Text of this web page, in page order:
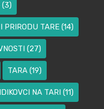
(3)
PRIRODU TARE (14)
(27)
TARA (19)
NA TARI (11)